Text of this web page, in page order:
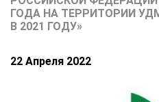
ГОДА НА ТЕРРИТОРИИ
В 2021 ГОДУ»
22 Апреля 2022